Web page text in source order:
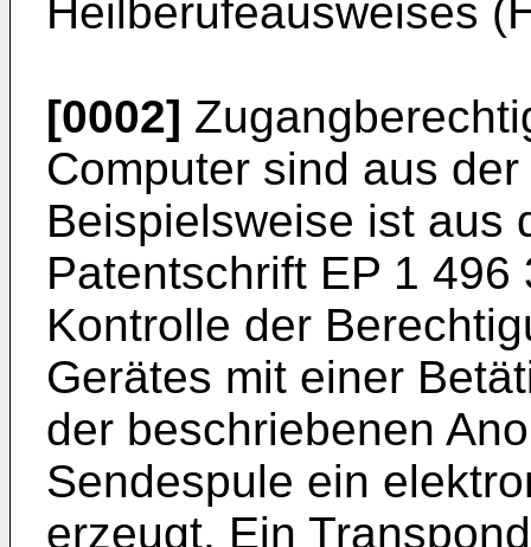
Heilberufeausweises
[0002]
Computer sind aus
Beispielsweise ist aus
Patentschrift EP 1 496
Kontrolle der
Gerätes mit einer
der beschriebenen
Sendespule ein
erzeugt. Ein